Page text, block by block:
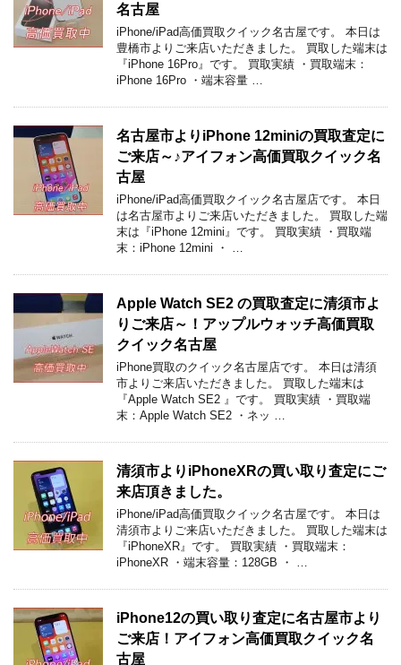
名古屋
iPhone/iPad高価買取クイック名古屋です。 本日は
豊橋市よりご来店いただきました。 買取した端末は
『iPhone 16Pro』です。 買取実績 ・買取端末：
iPhone 16Pro ・端末容量 …
名古屋市よりiPhone 12miniの買取査定に
ご来店～♪アイフォン高価買取クイック名
古屋
iPhone/iPad高価買取クイック名古屋店です。 本日
は名古屋市よりご来店いただきました。 買取した端
末は『iPhone 12mini』です。 買取実績 ・買取端
末：iPhone 12mini ・ …
Apple Watch SE2 の買取査定に清須市よ
りご来店～！アップルウォッチ高価買取
クイック名古屋
iPhone買取のクイック名古屋店です。 本日は清須
市よりご来店いただきました。 買取した端末は
『Apple Watch SE2 』です。 買取実績 ・買取端
末：Apple Watch SE2 ・ネッ …
清須市よりiPhoneXRの買い取り査定にご
来店頂きました。
iPhone/iPad高価買取クイック名古屋です。 本日は
清須市よりご来店いただきました。 買取した端末は
『iPhoneXR』です。 買取実績 ・買取端末：
iPhoneXR ・端末容量：128GB ・ …
iPhone12の買い取り査定に名古屋市より
ご来店！アイフォン高価買取クイック名
古屋